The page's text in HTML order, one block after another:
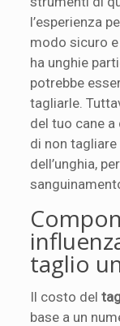
l’esperienza
modo sicuro
ha unghie
potrebbe
tagliarle.
del tuo cane
di non
dell’unghia,
taglio
Il costo del
base a un